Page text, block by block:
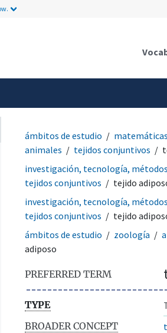
ámbitos de estudio
animales
tejidos conjuntivos
investigación, tecnología, métodos
tejidos conjuntivos
tejido
investigación, tecnología, métodos
tejidos conjuntivos
tejido
ámbitos de estudio
zoología
adiposo
PREFERRED TERM
TYPE
BROADER CONCEPT